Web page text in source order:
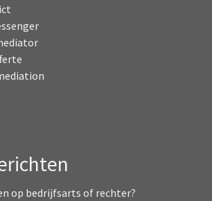
op bedrijfsarts of rechter?